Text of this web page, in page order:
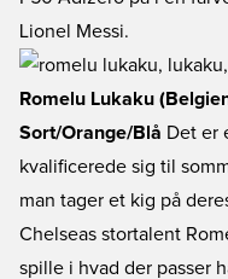
Lionel Messi.
Romelu Lukaku
Sort/Orange/Blå Det er
kvalificerede sig til
man tager et kig på
Chelseas stortalent
spille i hvad der passer